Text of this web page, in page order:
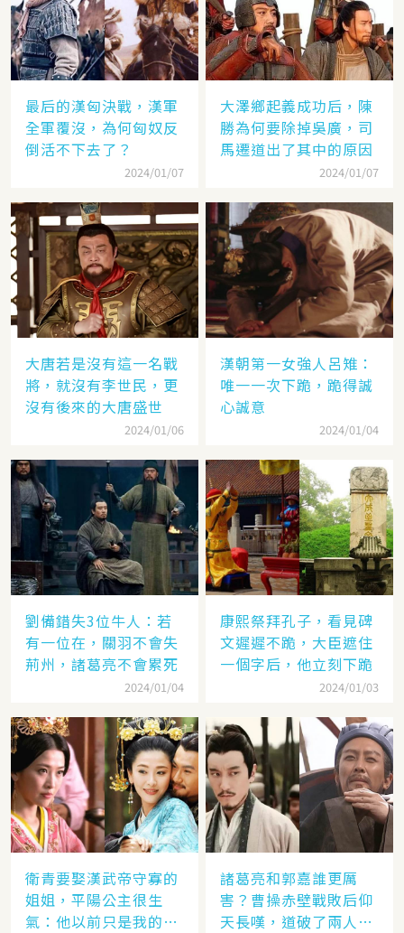
最后的漢匈決戰，漢軍
全軍覆沒，為何匈奴反
倒活不下去了？
2024/01/07
大澤鄉起義成功后，陳
勝為何要除掉吳廣，司
馬遷道出了其中的原因
2024/01/07
大唐若是沒有這一名戰
將，就沒有李世民，更
沒有後來的大唐盛世
2024/01/06
漢朝第一女強人呂雉：
唯一一次下跪，跪得誠
心誠意
2024/01/04
劉備錯失3位牛人：若
有一位在，關羽不會失
荊州，諸葛亮不會累死
2024/01/04
康熙祭拜孔子，看見碑
文遲遲不跪，大臣遮住
一個字后，他立刻下跪
2024/01/03
衛青要娶漢武帝守寡的
姐姐，平陽公主很生
氣：他以前只是我的奴
諸葛亮和郭嘉誰更厲
害？曹操赤壁戰敗后仰
天長嘆，道破了兩人高